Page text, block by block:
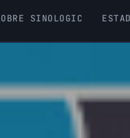
SINOLOGIC